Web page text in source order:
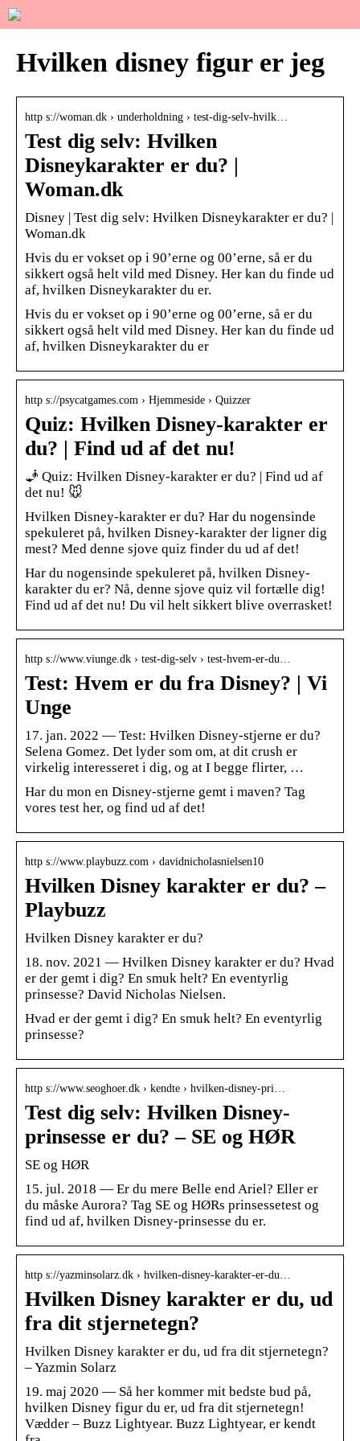
Hvilken disney figur er jeg
http s://woman.dk › underholdning › test-dig-selv-hvilk…
Test dig selv: Hvilken
Disneykarakter er du? |
Woman.dk
Disney | Test dig selv: Hvilken Disneykarakter er du? |
Woman.dk
Hvis du er vokset op i 90’erne og 00’erne, så er du
sikkert også helt vild med Disney. Her kan du finde ud
af, hvilken Disneykarakter du er.
Hvis du er vokset op i 90’erne og 00’erne, så er du
sikkert også helt vild med Disney. Her kan du finde ud
af, hvilken Disneykarakter du er
http s://psycatgames.com › Hjemmeside › Quizzer
Quiz: Hvilken Disney-karakter er
du? | Find ud af det nu!
🧞 Quiz: Hvilken Disney-karakter er du? | Find ud af
det nu! 🐭
Hvilken Disney-karakter er du? Har du nogensinde
spekuleret på, hvilken Disney-karakter der ligner dig
mest? Med denne sjove quiz finder du ud af det!
Har du nogensinde spekuleret på, hvilken Disney-
karakter du er? Nå, denne sjove quiz vil fortælle dig!
Find ud af det nu! Du vil helt sikkert blive overrasket!
http s://www.viunge.dk › test-dig-selv › test-hvem-er-du…
Test: Hvem er du fra Disney? | Vi
Unge
17. jan. 2022 — Test: Hvilken Disney-stjerne er du?
Selena Gomez. Det lyder som om, at dit crush er
virkelig interesseret i dig, og at I begge flirter, …
Har du mon en Disney-stjerne gemt i maven? Tag
vores test her, og find ud af det!
http s://www.playbuzz.com › davidnicholasnielsen10
Hvilken Disney karakter er du? –
Playbuzz
Hvilken Disney karakter er du?
18. nov. 2021 — Hvilken Disney karakter er du? Hvad
er der gemt i dig? En smuk helt? En eventyrlig
prinsesse? David Nicholas Nielsen.
Hvad er der gemt i dig? En smuk helt? En eventyrlig
prinsesse?
http s://www.seoghoer.dk › kendte › hvilken-disney-pri…
Test dig selv: Hvilken Disney-
prinsesse er du? – SE og HØR
SE og HØR
15. jul. 2018 — Er du mere Belle end Ariel? Eller er
du måske Aurora? Tag SE og HØRs prinsessetest og
find ud af, hvilken Disney-prinsesse du er.
http s://yazminsolarz.dk › hvilken-disney-karakter-er-du…
Hvilken Disney karakter er du, ud
fra dit stjernetegn?
Hvilken Disney karakter er du, ud fra dit stjernetegn?
– Yazmin Solarz
19. maj 2020 — Så her kommer mit bedste bud på,
hvilken Disney figur du er, ud fra dit stjernetegn!
Vædder – Buzz Lightyear. Buzz Lightyear, er kendt